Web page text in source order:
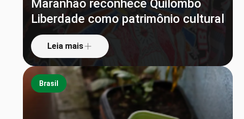
Maranhão reconhece Quilombo
Liberdade como patrimônio cultural
Leia mais
Brasil